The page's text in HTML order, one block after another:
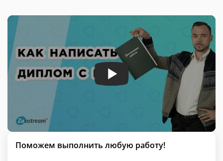
Поможем выполнить любую работу!